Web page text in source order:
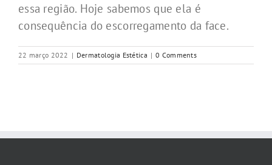
essa região. Hoje sabemos que ela é
consequência do escorregamento da face.
22 março 2022 | Dermatologia Estética | 0 Comments